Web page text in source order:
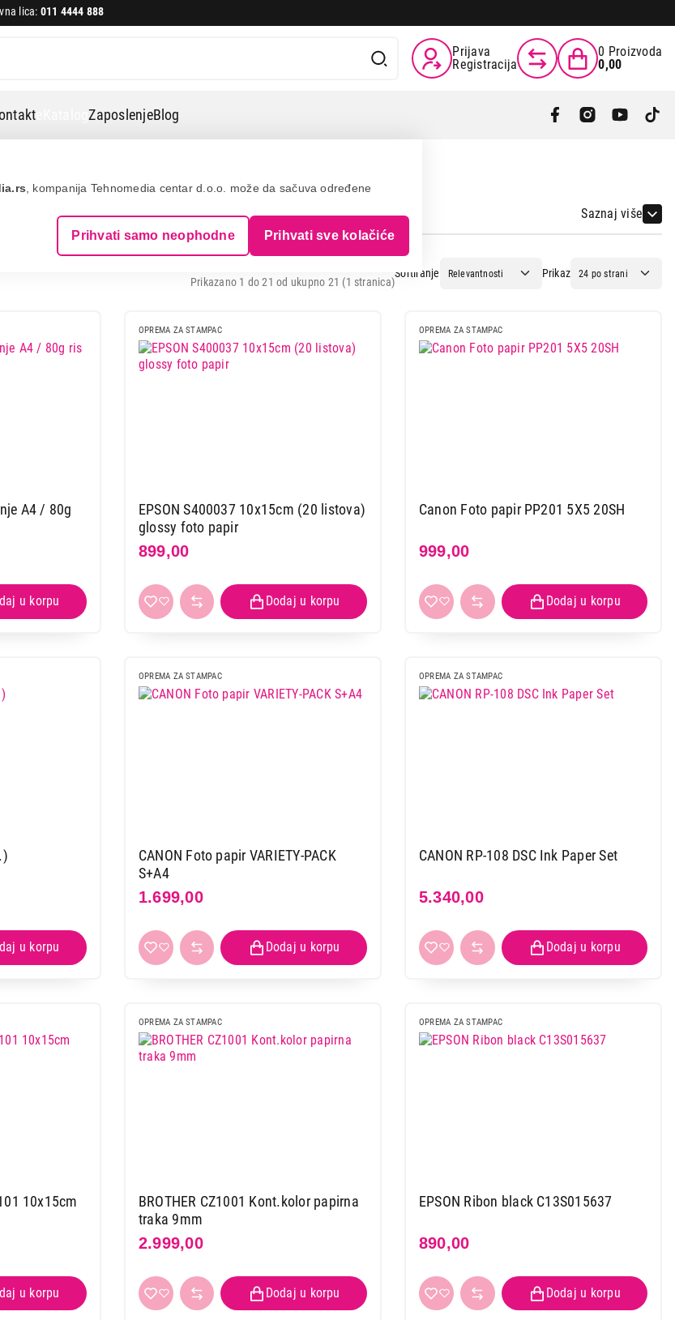
, kompanija Tehnomedia centar d.o.o. može da sačuva određene
Prihvati samo neophodne Prihvati sve kolačiće
lica: 011 4444 888
Prijava
Registracija
0 Proizvoda
0,00
eKatalogZaposlenjeBlog
Saznaj više
Sortiranje Prikaz
Prikazano 1 do 21 od ukupno 21 (1 stranica)
A4 / 80g
OPREMA ZA STAMPAC
EPSON S400037 10x15cm (20 listova)
glossy foto papir
899,00
OPREMA ZA STAMPAC
Canon Foto papir PP201 5X5 20SH
999,00
OPREMA ZA STAMPAC
CANON Foto papir VARIETY-PACK
S+A4
1.699,00
OPREMA ZA STAMPAC
CANON RP-108 DSC Ink Paper Set
5.340,00
10x15cm
OPREMA ZA STAMPAC
BROTHER CZ1001 Kont.kolor papirna
traka 9mm
2.999,00
OPREMA ZA STAMPAC
EPSON Ribon black C13S015637
890,00